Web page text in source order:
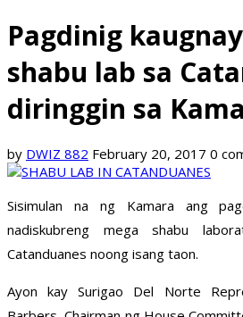
Pagdinig
shabu lab sa
diringgin sa
by DWIZ 882 February 20, 2017 0
Sisimulan na ng Kamara ang
nadiskubreng mega shabu
Catanduanes noong isang taon.
Ayon kay Surigao Del Norte